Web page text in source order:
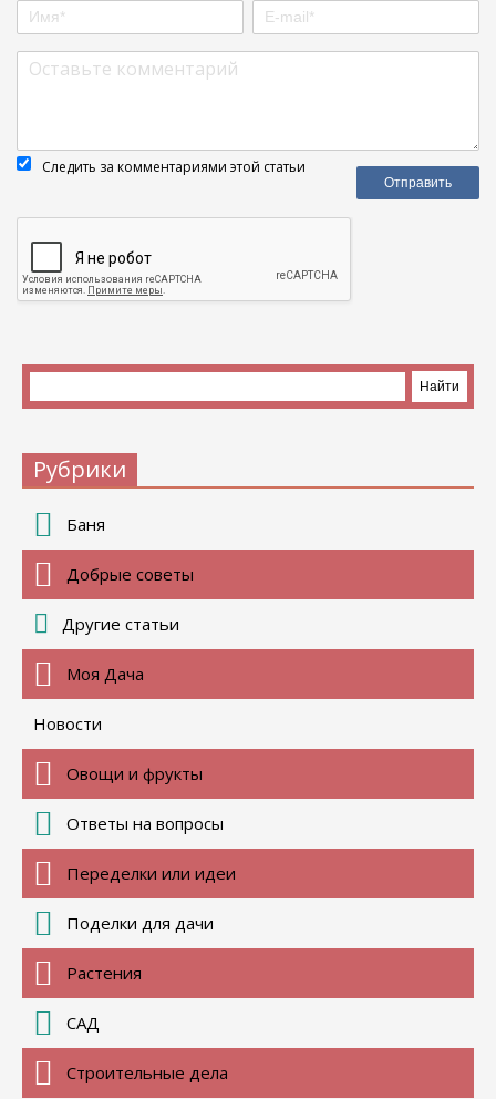
Следить за комментариями этой статьи
Рубрики
Баня
Добрые советы
Другие статьи
Моя Дача
Новости
Овощи и фрукты
Ответы на вопросы
Переделки или идеи
Поделки для дачи
Растения
САД
Строительные дела